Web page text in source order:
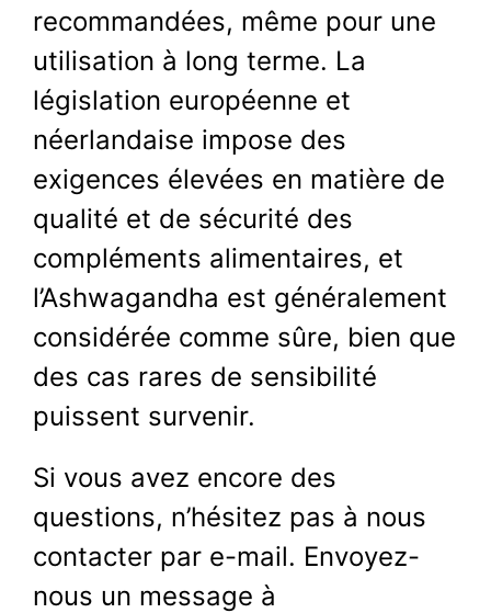
recommandées, même pour une
utilisation à long terme. La
législation européenne et
néerlandaise impose des
exigences élevées en matière de
qualité et de sécurité des
compléments alimentaires, et
l’Ashwagandha est généralement
considérée comme sûre, bien que
des cas rares de sensibilité
puissent survenir.
Si vous avez encore des
questions, n’hésitez pas à nous
contacter par e-mail. Envoyez-
nous un message à